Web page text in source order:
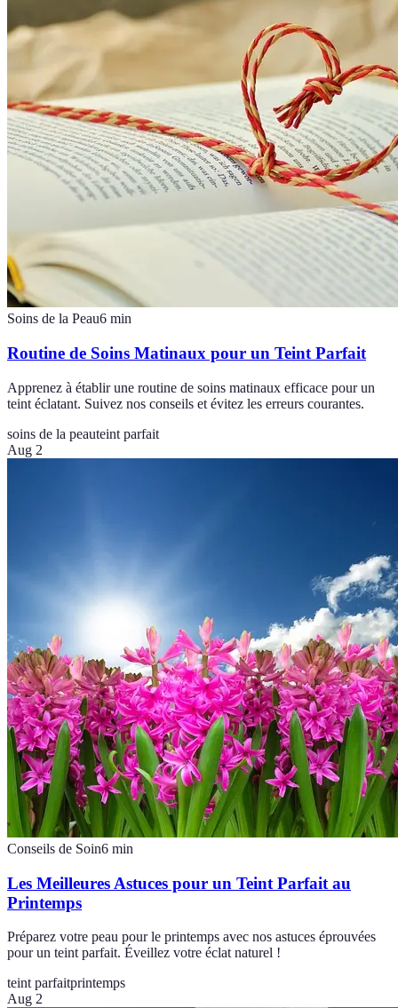
Soins de la Peau6 min
Routine de Soins Matinaux pour un Teint Parfait
Apprenez à établir une routine de soins matinaux efficace pour un
teint éclatant. Suivez nos conseils et évitez les erreurs courantes.
soins de la peauteint parfait
Aug 2
Conseils de Soin6 min
Les Meilleures Astuces pour un Teint Parfait au
Printemps
Préparez votre peau pour le printemps avec nos astuces éprouvées
pour un teint parfait. Éveillez votre éclat naturel !
teint parfaitprintemps
Aug 2